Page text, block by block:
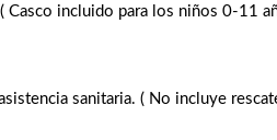
incluido para los niños 0-11
sanitaria. ( No incluye